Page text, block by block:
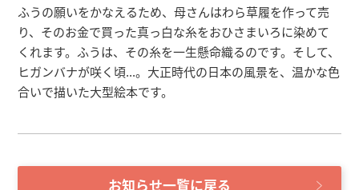
ふうの願いをかなえるため、母さんはわら草履を作って売
り、そのお金で買った真っ白な糸をおひさまいろに染めて
くれます。ふうは、その糸を一生懸命織るのです。そして、
ヒガンバナが咲く頃...。大正時代の日本の風景を、温かな色
合いで描いた大型絵本です。
お知らせ一覧に戻る